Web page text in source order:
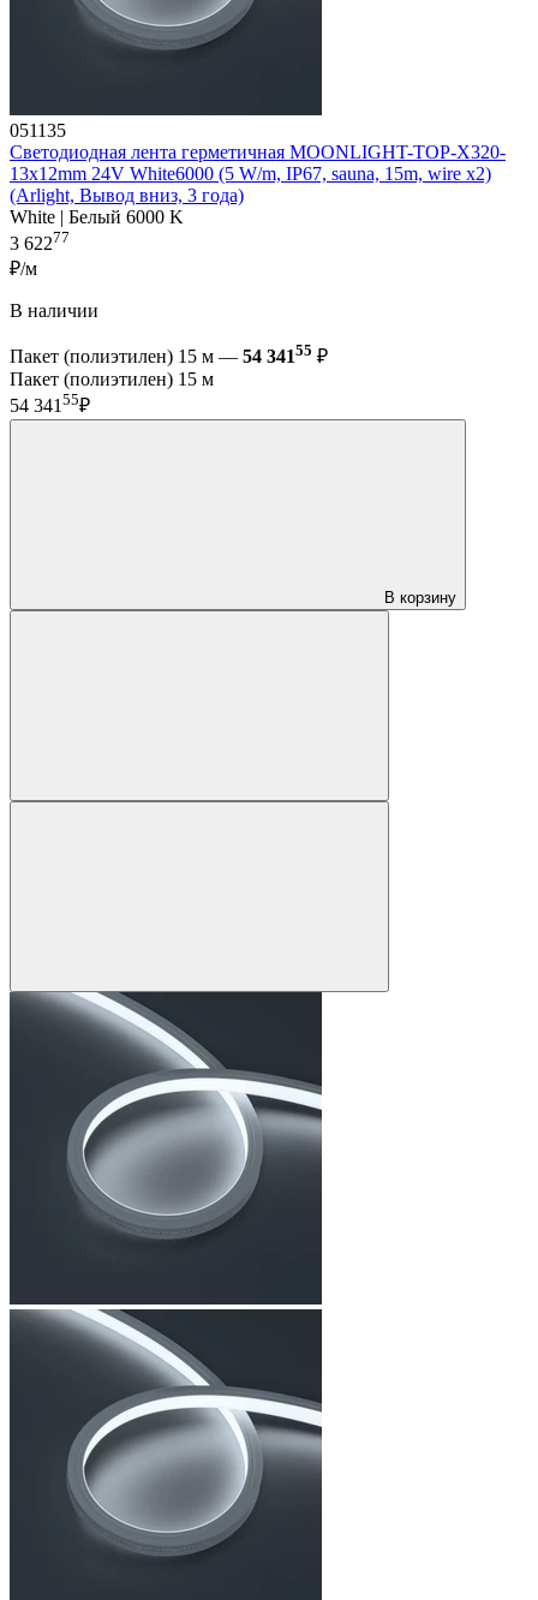
051135
Светодиодная лента герметичная MOONLIGHT-TOP-X320-
13x12mm 24V White6000 (5 W/m, IP67, sauna, 15m, wire x2)
(Arlight, Вывод вниз, 3 года)
White | Белый 6000 K
3 62277
₽/м
В наличии
Пакет (полиэтилен) 15 м — 54 34155 ₽
Пакет (полиэтилен) 15 м
54 34155₽
В корзину